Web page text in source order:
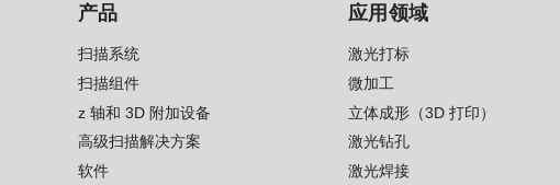
产品
扫描系统
扫描组件
z 轴和 3D 附加设备
高级扫描解决方案
软件
应用领域
激光打标
微加工
立体成形（3D 打印）
激光钻孔
激光焊接